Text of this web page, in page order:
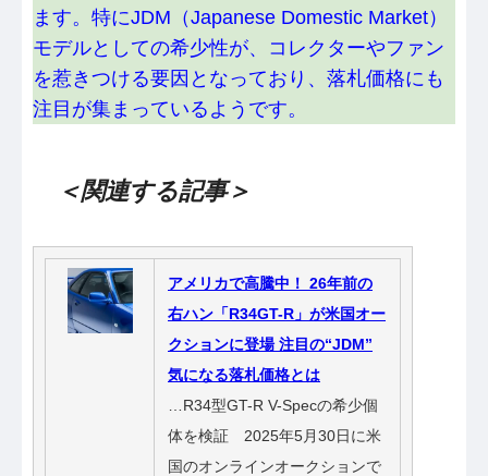
ます。特にJDM（Japanese Domestic Market）
モデルとしての希少性が、コレクターやファン
を惹きつける要因となっており、落札価格にも
注目が集まっているようです。
＜関連する記事＞
アメリカで高騰中！ 26年前の
右ハン「R34GT-R」が米国オー
クションに登場 注目の“JDM”
気になる落札価格とは
…R34型GT-R V-Specの希少個
体を検証 2025年5月30日に米
国のオンラインオークションで